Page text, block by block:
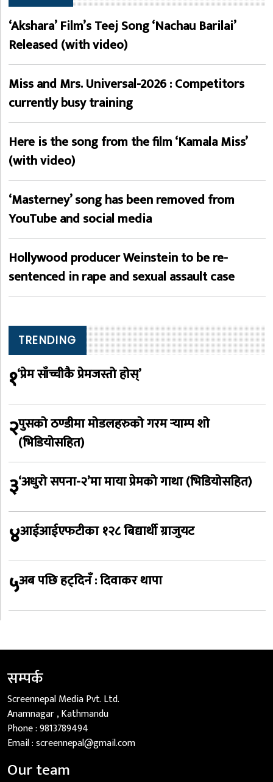
‘Akshara’ Film’s Teej Song ‘Nachau Barilai’
Released (with video)
Miss and Mrs. Universal-2026 : Competitors
currently busy training
Here is the song from the film ‘Kamala Miss’
(with video)
‘Masterney’ song has been removed from
YouTube and social media
Hollywood producer Weinstein to be re-
sentenced in rape and sexual assault case
TRENDING
१‘प्रेम साँच्चीकै प्रेमजस्तो होस्’
२पुसको ठण्डीमा मोडलहरुको गरम र्‍याम्प शो
(भिडियोसहित)
३‘अधुरो सपना-२’मा माया प्रेमको गाथा (भिडियोसहित)
४आईआईएफटीका १२८ बिद्यार्थी ग्राजुयट
५अब पछि हट्दिनँ : दिवाकर थापा
सम्पर्क
Screennepal Media Pvt. Ltd.
Anamnagar , Kathmandu
Phone :9813789494
Email :screennepal@gmail.com
Our team